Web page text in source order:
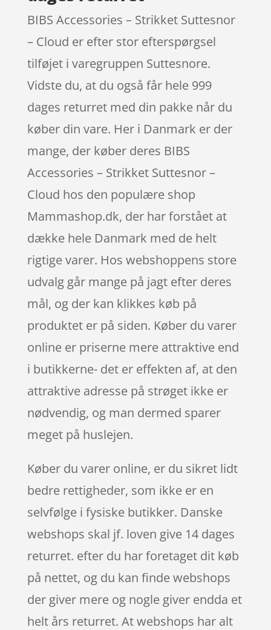
BIBS Accessories – Strikket Suttesnor
– Cloud er efter stor efterspørgsel
tilføjet i varegruppen Suttesnore.
Vidste du, at du også får hele 999
dages returret med din pakke når du
køber din vare. Her i Danmark er der
mange, der køber deres BIBS
Accessories – Strikket Suttesnor –
Cloud hos den populære shop
Mammashop.dk, der har forstået at
dække hele Danmark med de helt
rigtige varer. Hos webshoppens store
udvalg går mange på jagt efter deres
mål, og der kan klikkes køb på
produktet er på siden. Køber du varer
online er priserne mere attraktive end
i butikkerne- det er effekten af, at den
attraktive adresse på strøget ikke er
nødvendig, og man dermed sparer
meget på huslejen.
Køber du varer online, er du sikret lidt
bedre rettigheder, som ikke er en
selvfølge i fysiske butikker. Danske
webshops skal jf. loven give 14 dages
returret. efter du har foretaget dit køb
på nettet, og du kan finde webshops
der giver mere og nogle giver endda et
helt års returret. At webshops har alt